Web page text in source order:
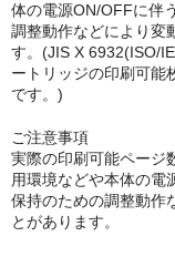
リソー RISO
リコー RICOH
デュプロ duplo
体の電源ON/OFFに伴
調整動作などにより変
す。(JIS X 6932(ISO/
ートリッジの印刷可能
です。)
ご注意事項
実際の印刷可能ページ
用環境などや本体の電
保持のための調整動作
とがあります。